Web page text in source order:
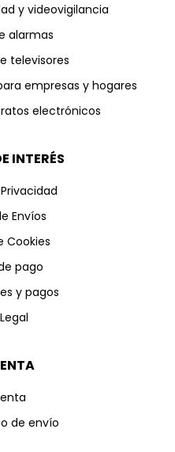
y videovigilancia
alarmas
televisores
empresas y hogares
electrónicos
INTERÉS
Envíos
Cookies
pago
y pagos
de envío